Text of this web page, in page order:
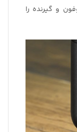
و گیرنده را